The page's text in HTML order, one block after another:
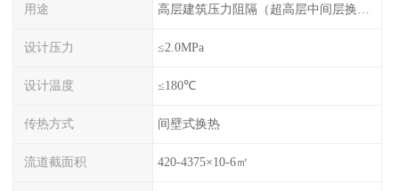
用途 高层建筑压力阻隔（超高层中间层换热），主机换热（保护主机，系统压力由板换承受）
设计压力 ≤2.0MPa
设计温度 ≤180℃
传热方式 间壁式换热
流道截面积 420-4375×10-6㎡